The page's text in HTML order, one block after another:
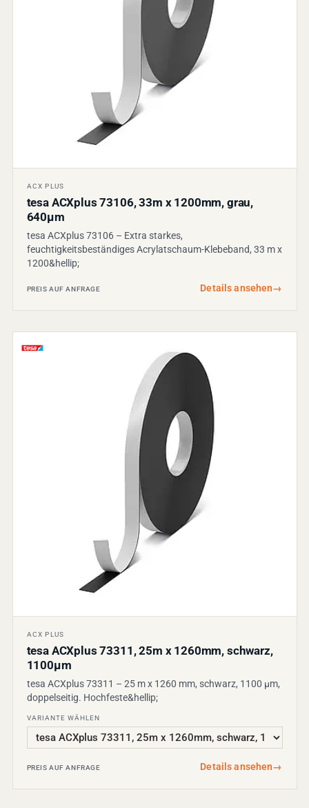
ACX PLUS
tesa ACXplus 73106, 33m x 1200mm, grau,
640µm
tesa ACXplus 73106 – Extra starkes,
feuchtigkeitsbeständiges Acrylatschaum-Klebeband, 33 m x
1200&hellip;
PREIS AUF ANFRAGE Details ansehen→
ACX PLUS
tesa ACXplus 73311, 25m x 1260mm, schwarz,
1100µm
tesa ACXplus 73311 – 25 m x 1260 mm, schwarz, 1100 µm,
doppelseitig. Hochfeste&hellip;
VARIANTE WÄHLEN
PREIS AUF ANFRAGE Details ansehen→